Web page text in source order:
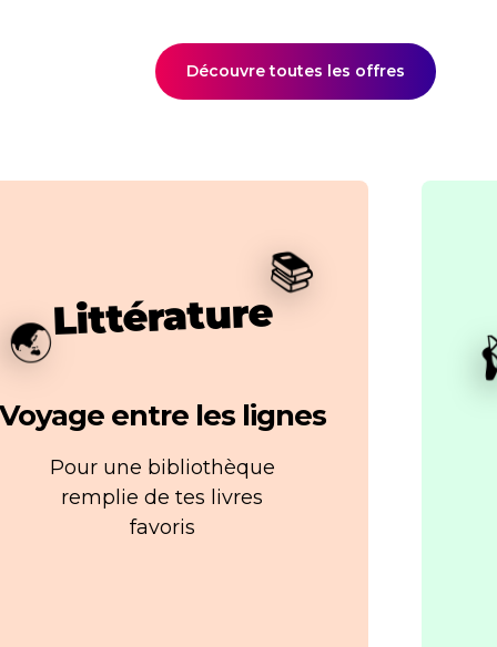
Découvre toutes les offres
Littérature
🌏
📚
entre les lignes
Pour une bibliothèque
remplie de tes livres
favoris